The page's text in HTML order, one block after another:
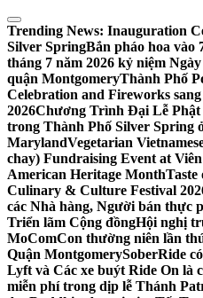
Skip
to
content
Trending News: Inauguration
Silver SpringBắn pháo hoa vào
tháng 7 năm 2026 kỷ niệm
quận MontgomeryThành Phố
Celebration and Fireworks
2026Chương Trình Đại Lễ Phật
trong Thành Phố Silver Spring
MarylandVegetarian
chay) Fundraising Event at
American Heritage MonthTaste
Culinary & Culture Festival
các Nhà hàng, Người bán thực
Triển lãm Cộng đồngHội nghị
MoComCon thường niên lần
Quận MontgomerySoberRide
Lyft và Các xe buýt Ride On là
miễn phí trong dịp lễ Thánh